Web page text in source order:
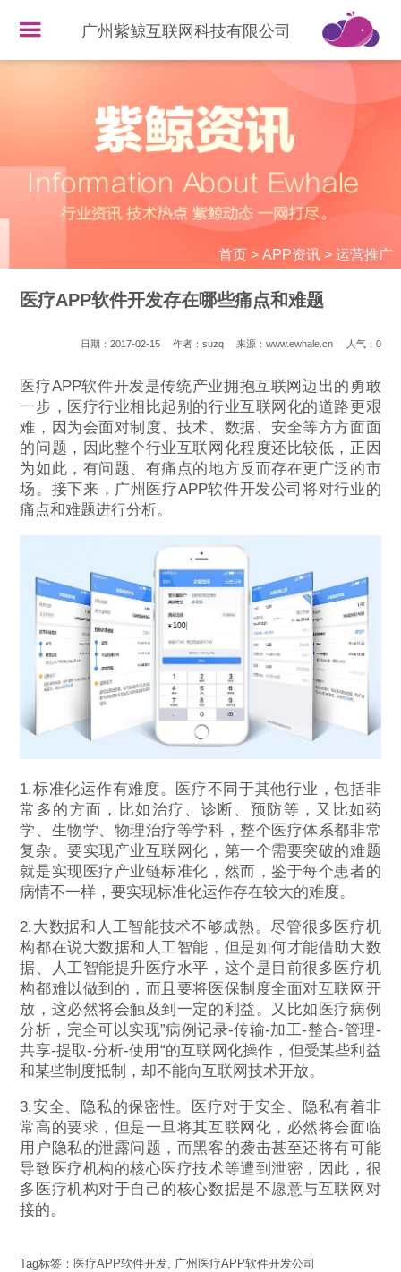
广州紫鲸互联网科技有限公司
首页> APP资讯> 运营推广
医疗APP软件开发存在哪些痛点和难题
日期：2017-02-15 作者：suzq 来源：www.ewhale.cn 人气： 0
医疗APP软件开发是传统产业拥抱互联网迈出的勇敢
一步，医疗行业相比起别的行业互联网化的道路更艰
难，因为会面对制度、技术、数据、安全等方方面面
的问题，因此整个行业互联网化程度还比较低，正因
为如此，有问题、有痛点的地方反而存在更广泛的市
场。接下来，广州医疗APP软件开发公司将对行业的
痛点和难题进行分析。
1.标准化运作有难度。医疗不同于其他行业，包括非
常多的方面，比如治疗、诊断、预防等，又比如药
学、生物学、物理治疗等学科，整个医疗体系都非常
复杂。要实现产业互联网化，第一个需要突破的难题
就是实现医疗产业链标准化，然而，鉴于每个患者的
病情不一样，要实现标准化运作存在较大的难度。
2.大数据和人工智能技术不够成熟。尽管很多医疗机
构都在说大数据和人工智能，但是如何才能借助大数
据、人工智能提升医疗水平，这个是目前很多医疗机
构都难以做到的，而且要将医保制度全面对互联网开
放，这必然将会触及到一定的利益。又比如医疗病例
分析，完全可以实现”病例记录-传输-加工-整合-管理-
共享-提取-分析-使用“的互联网化操作，但受某些利益
和某些制度抵制，却不能向互联网技术开放。
3.安全、隐私的保密性。医疗对于安全、隐私有着非
常高的要求，但是一旦将其互联网化，必然将会面临
用户隐私的泄露问题，而黑客的袭击甚至还将有可能
导致医疗机构的核心医疗技术等遭到泄密，因此，很
多医疗机构对于自己的核心数据是不愿意与互联网对
接的。
Tag标签： 医疗APP软件开发, 广州医疗APP软件开发公司